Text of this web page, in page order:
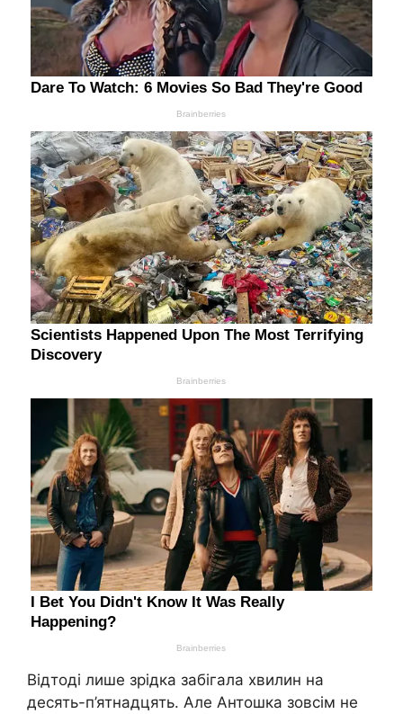
Відтоді лише зрідка забігала хвилин на
десять-п’ятнадцять. Але Антошка зовсім не